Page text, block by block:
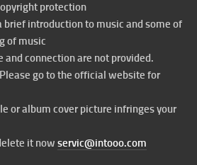
protection
brief introduction to music and some of
of music
and connection are not provided.
go to the official website for
or album cover picture infringes your
it now servic@intooo.com